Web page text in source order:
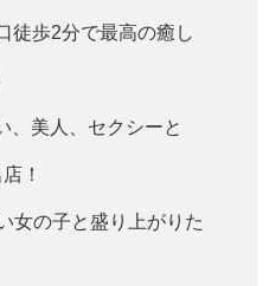
徒歩2分で最高の癒し
、美人、セクシーと
！
女の子と盛り上がりた